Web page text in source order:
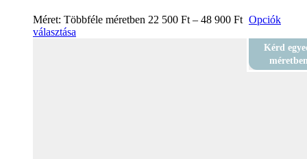
Méret: Többféle méretben 22 500 Ft – 48 900 Ft Opciók
választása
Kérd